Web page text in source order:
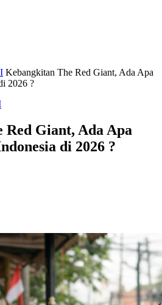
Kebangkitan The Red Giant, Ada Apa
2026 ?
Giant, Ada Apa
di 2026 ?